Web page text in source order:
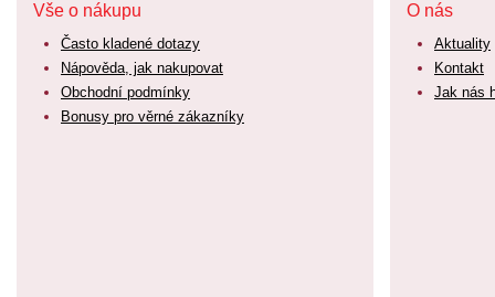
Vše o nákupu
Často kladené dotazy
Nápověda, jak nakupovat
Obchodní podmínky
Bonusy pro věrné zákazníky
O nás
Aktuality
Kontakt
Jak nás